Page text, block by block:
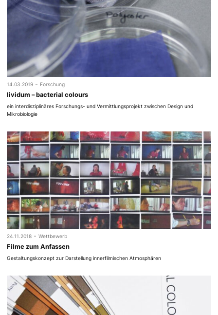
14.03.2019 - Forschung
lividum – bacterial colours
ein interdisziplinäres Forschungs- und Vermittlungsprojekt zwischen Design und
Mikrobiologie
24.11.2018 - Wettbewerb
Filme zum Anfassen
Gestaltungskonzept zur Darstellung innerfilmischen Atmosphären